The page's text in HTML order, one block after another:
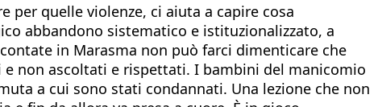
per quelle violenze, ci aiuta a capire cosa
abbandono sistematico e istituzionalizzato, a
in Marasma non può farci dimenticare che
non ascoltati e rispettati. I bambini del manicomio
a cui sono stati condannati. Una lezione che non